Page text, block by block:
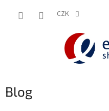
CZK
Blog
shop.etriatlon.cz - Chat